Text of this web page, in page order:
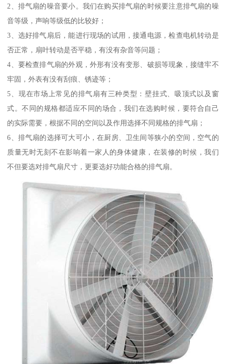
2、排气扇的噪音要小。我们在购买排气扇的时候要注意排气扇的噪
音等级，声响等级低的比较好；
3、选好排气扇后，能进行现场的试用，接通电源，检查电机转动是
否正常，扇叶转动是否平稳，有没有杂音等问题；
4、要检查排气扇的外观，外形有没有变形、破损等现象，接缝牢不
牢固，外表有没有刮痕、锈迹等；
5、现在市场上常见的排气扇有三种类型：壁挂式、吸顶式以及窗
式。不同的规格都适应不同的场合，我们在选购时候，要符合自己
的实际需要，根据不同的空间以及作用选择不同规格的排气扇；
6、排气扇的选择可大可小，在厨房、卫生间等狭小的空间，空气的
质量无时无刻不在影响着一家人的身体健康，在装修的时候，我们
不但要选对排气扇尺寸，更要选好功能合格的排气扇。